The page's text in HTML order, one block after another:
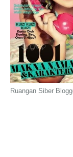
Ruangan Siber